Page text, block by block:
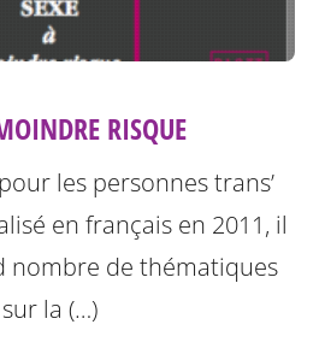
RISQUE
les personnes trans’
en français en 2011, il
nombre de thématiques
sur la (…)